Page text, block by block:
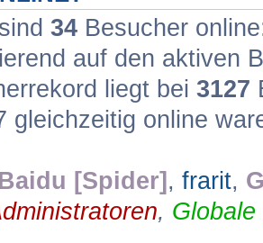
34 Besucher
auf den aktiven
liegt bei 3127
gleichzeitig online
Baidu [Spider] , frarit,
,